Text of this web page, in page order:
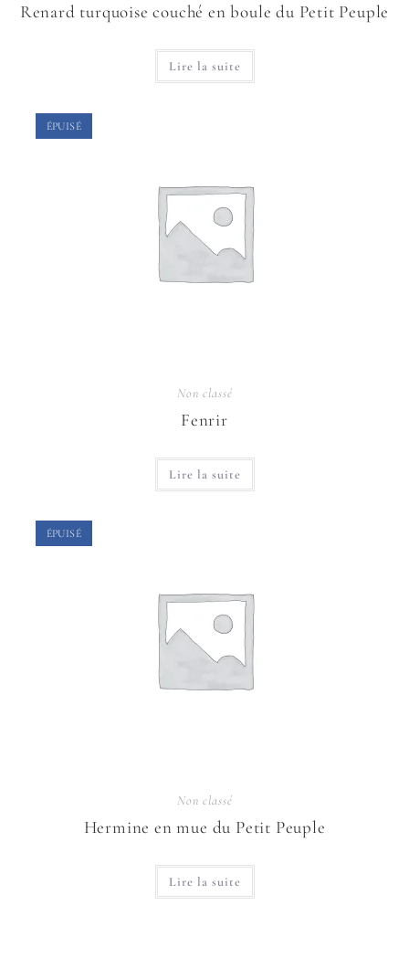
Renard turquoise couché en boule du Petit Peuple
Lire la suite
ÉPUISÉ
Non classé
Fenrir
Lire la suite
ÉPUISÉ
Non classé
Hermine en mue du Petit Peuple
Lire la suite